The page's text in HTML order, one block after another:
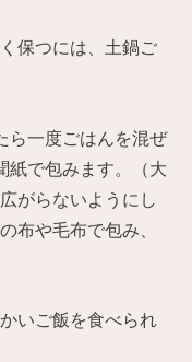
保つには、土鍋ご
ら一度ごはんを混ぜ
紙で包みます。（大
がらないようにし
布や毛布で包み、
いご飯を食べられ